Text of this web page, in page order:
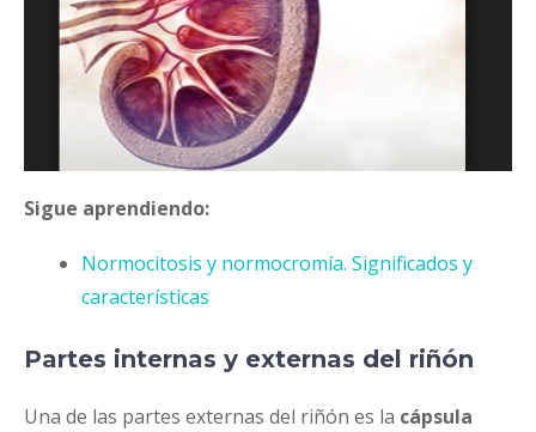
Sigue aprendiendo:
Normocitosis y normocromía. Significados y
características
Partes internas y externas del riñón
Una de las partes externas del riñón es la cápsula